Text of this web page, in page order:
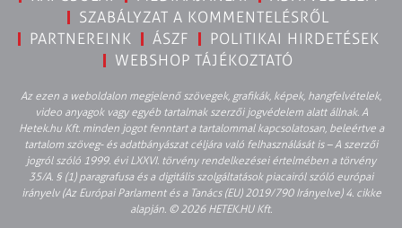
SZABÁLYZAT A KOMMENTELÉSRŐL
PARTNEREINK
ÁSZF
POLITIKAI HIRDETÉSEK
WEBSHOP TÁJÉKOZTATÓ
Az ezen a weboldalon megjelenő szövegek, grafikák, képek, hangfelvételek,
video anyagok vagy egyéb tartalmak szerzői jogvédelem alatt állnak. A
Hetek.hu Kft. minden jogot fenntart a tartalommal kapcsolatosan, beleértve a
tartalom szöveg- és adatbányászat céljára való felhasználását is – A szerzői
jogról szóló 1999. évi LXXVI. törvény rendelkezései értelmében a törvény
35/A. § (1) paragrafusa és a digitális szolgáltatások piacairól szóló európai
irányelv (Az Európai Parlament és a Tanács (EU) 2019/790 Irányelve) 4. cikke
alapján. © 2026 HETEK.HU Kft.